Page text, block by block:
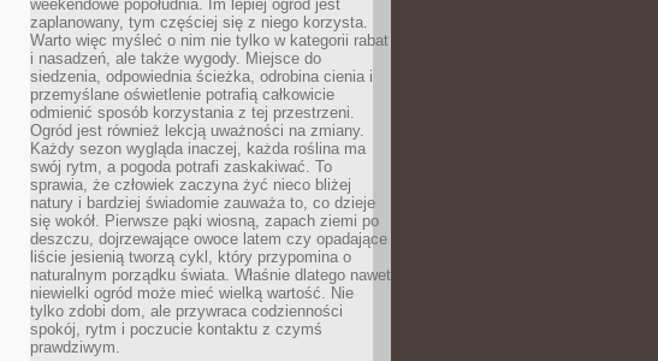
weekendowe popołudnia. Im lepiej ogród jest
zaplanowany, tym częściej się z niego korzysta.
Warto więc myśleć o nim nie tylko w kategorii rabat
i nasadzeń, ale także wygody. Miejsce do
siedzenia, odpowiednia ścieżka, odrobina cienia i
przemyślane oświetlenie potrafią całkowicie
odmienić sposób korzystania z tej przestrzeni.
Ogród jest również lekcją uważności na zmiany.
Każdy sezon wygląda inaczej, każda roślina ma
swój rytm, a pogoda potrafi zaskakiwać. To
sprawia, że człowiek zaczyna żyć nieco bliżej
natury i bardziej świadomie zauważa to, co dzieje
się wokół. Pierwsze pąki wiosną, zapach ziemi po
deszczu, dojrzewające owoce latem czy opadające
liście jesienią tworzą cykl, który przypomina o
naturalnym porządku świata. Właśnie dlatego nawet
niewielki ogród może mieć wielką wartość. Nie
tylko zdobi dom, ale przywraca codzienności
spokój, rytm i poczucie kontaktu z czymś
prawdziwym.